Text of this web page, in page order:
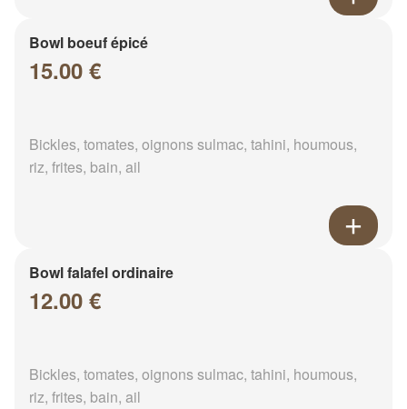
Bowl boeuf épicé
15.00 €
Bickles, tomates, oignons sulmac, tahini, houmous,
riz, frites, bain, ail
Bowl falafel ordinaire
12.00 €
Bickles, tomates, oignons sulmac, tahini, houmous,
riz, frites, bain, ail